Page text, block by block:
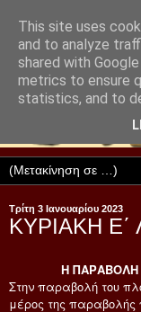
Τρίτη 3 Ιανουαρίου 2023
ΚΥΡΙΑΚΗ Ε΄
Η ΠΑΡΑΒΟΛΗ
Στην παραβολή του
μέρος της παραβολής
This site uses
and to analyze
shared with
metrics to ensure
statistics, and to